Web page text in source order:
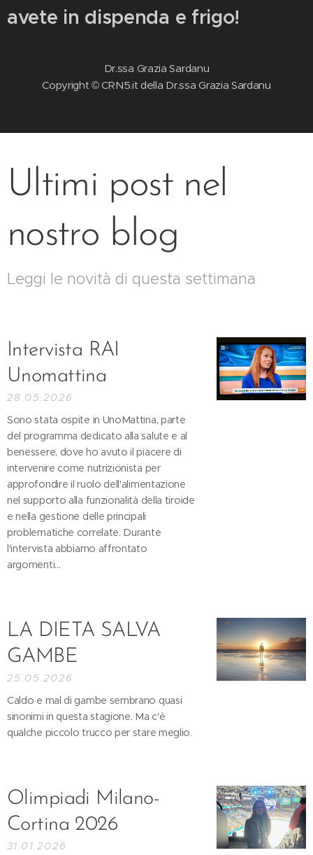
avete in dispenda e frigo!
Dr.ssa Grazia Sardanu
Copyright © CRN5.it della Dr.ssa Grazia Sardanu
Ultimi post nel
nostro blog
Leggi le novità di questa settimana
Intervista RAI
Unomattina
28.05.2026
Sono stata ospite in UnoMattina, parte
del programma dedicato alla salute e al
benessere, dove ho avuto il piacere di
intervenire come nutrizionista per
approfondire il ruolo dell'alimentazione
nel supporto alla funzionalità della tiroide
e nella gestione delle principali
problematiche correlate. Durante
l'intervista abbiamo affrontato
argomenti...
LA DIETA SALVA
GAMBE
25.05.2026
Caldo e mal di gambe sembrano quasi
sinonimi in questa stagione. Ma c'è
qualche piccolo trucco per stare meglio.
Olimpiadi Milano-
Cortina 2026
31.01.2026